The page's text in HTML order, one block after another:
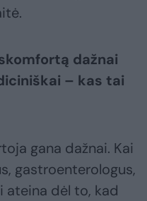
dažnai
– kas tai
gana dažnai. Kai
gastroenterologus,
ateina dėl to, kad